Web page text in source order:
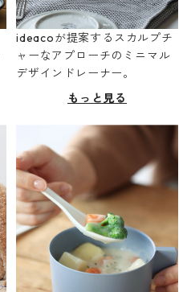
ideacoが提案するスカルプチ
ャーなアプローチのミニマル
デザインドレーナー。
もっと見る